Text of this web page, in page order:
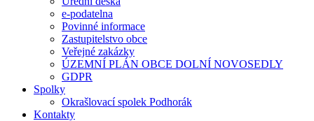
e-podatelna
Povinné informace
Zastupitelstvo obce
Veřejné zakázky
ÚZEMNÍ PLÁN OBCE DOLNÍ NOVOSEDLY
GDPR
Spolky
Okrašlovací spolek Podhorák
Kontakty